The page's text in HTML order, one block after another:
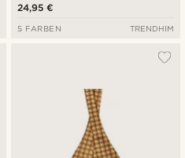
24,95 €
5 FARBEN TRENDHIM